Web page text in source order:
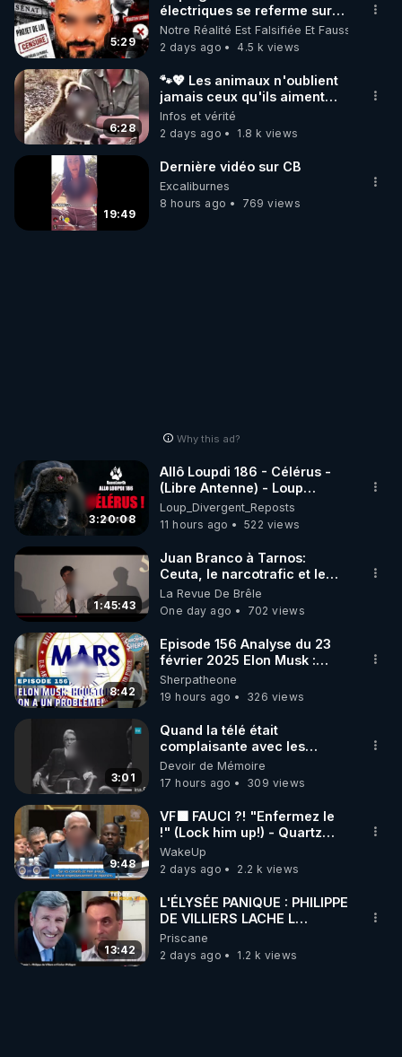
5:29
électriques se referme sur
les usagers !
Notre Réalité Est Falsifiée Et Fausse
2 days ago
4.5 k views
6:28
🐾💖 Les animaux n'oublient
jamais ceux qu'ils aiment…
🥹❤️
Infos et vérité
2 days ago
1.8 k views
19:49
Dernière vidéo sur CB
Excaliburnes
8 hours ago
769 views
Why this ad?
3:20:08
Allô Loupdi 186 - Célérus -
(Libre Antenne) - Loup
Divergent 2026.08.06
Loup_Divergent_Reposts
11 hours ago
522 views
1:45:43
Juan Branco à Tarnos:
Ceuta, le narcotrafic et le
pouvoir en France
La Revue De Brêle
One day ago
702 views
8:42
Episode 156 Analyse du 23
février 2025 Elon Musk :
Houston , on a un problème !
Sherpatheone
19 hours ago
326 views
3:01
Quand la télé était
complaisante avec les
pédophiles
Devoir de Mémoire
17 hours ago
309 views
9:48
VF🟩 FAUCI ?! "Enfermez le
!" (Lock him up!) - Quartz
Traduction
WakeUp
2 days ago
2.2 k views
13:42
L'ÉLYSÉE PANIQUE : PHILIPPE
DE VILLIERS LACHE L
'IMPENSABLE
Priscane
2 days ago
1.2 k views